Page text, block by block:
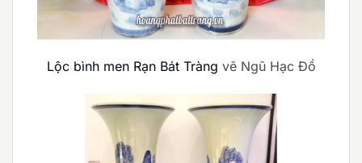
Lộc bình men Rạn Bát Tràng vẽ Ngũ Hạc Đồ